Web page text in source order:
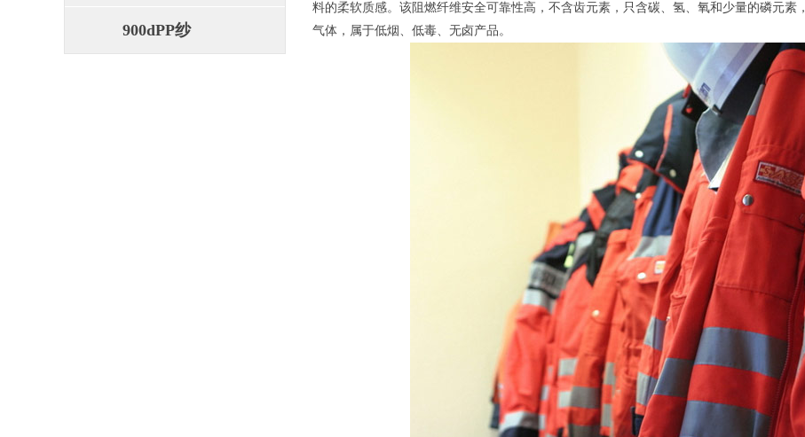
900dPP纱
料的柔软质感。该阻燃纤维安全可靠性高，不含齿元素，只含碳、氢、氧和少量的磷元
气体，属于低烟、低毒、无卤产品。